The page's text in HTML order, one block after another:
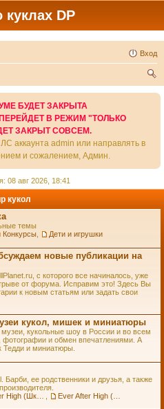
DP
Вход
БУДЕТ ЗАКРЫТА
В РЕЖИМ "ТОЛЬКО
ЗАКРЫТ СОВСЕМ.
аккаунта admin или направлять в
и сожалением, Админ.
08 авг 2026, 18:41
кукол
темы
Конкурсы
Дети и игрушки
новые публикации на
с которого все начиналось, уже
от форума. Исправим это! Здесь Вы
к новым статьям или задать свои
кукол, мишек и миниатюры
кукольные шоу в России и во всем
и обмен впечатлениями. А
Тедди и миниатюры.
ее родственники и друзья, а также